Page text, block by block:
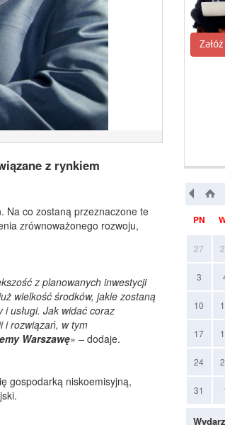
z rynkiem
Na co zostaną przeznaczone te
zrównoważonego rozwoju,
z planowanych inwestycji
wielkość środków, jakie zostaną
usługi. Jak widać coraz
i rozwiązań, w tym
Warszawę» – dodaje.
gospodarką niskoemisyjną,
PN
27
3
10
17
24
31 1